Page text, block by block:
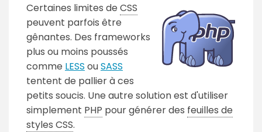
Certaines limites de CSS
peuvent parfois être
gênantes. Des frameworks
plus ou moins poussés
comme LESS ouSASS
tentent de pallier à ces
petits soucis. Une autre solution est d'utiliser
simplement PHP pour générer des feuilles de
styles CSS.